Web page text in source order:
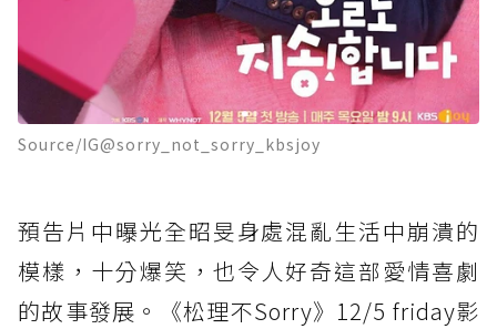
Source/IG@sorry_not_sorry_kbsjoy
預告片中曝光全昭旻身處混亂生活中崩潰的
模樣，十分爆笑，也令人好奇這部愛情喜劇
的故事發展。《松理不Sorry》12/5 friday影